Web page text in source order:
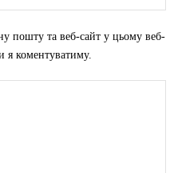
пошту та веб-сайт у цьому веб-
я коментуватиму.